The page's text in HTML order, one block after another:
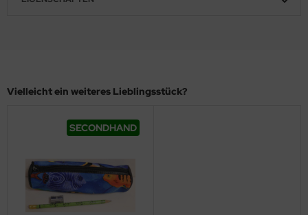
Vielleicht ein weiteres Lieblingsstück?
SECONDHAND